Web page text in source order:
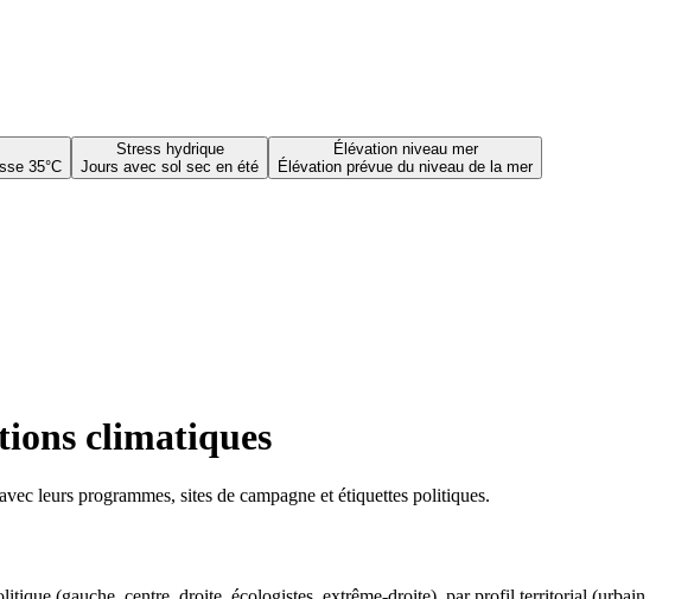
35°C
Stress hydrique
Jours avec sol sec en été
Élévation niveau mer
Élévation prévue du niveau de la mer
climatiques
leurs programmes, sites de campagne et étiquettes politiques.